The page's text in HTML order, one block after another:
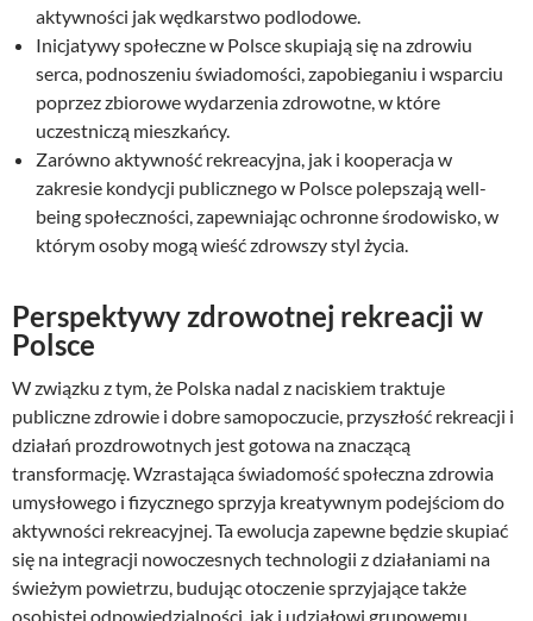
aktywności jak wędkarstwo podlodowe.
Inicjatywy społeczne w Polsce skupiają się na zdrowiu
serca, podnoszeniu świadomości, zapobieganiu i wsparciu
poprzez zbiorowe wydarzenia zdrowotne, w które
uczestniczą mieszkańcy.
Zarówno aktywność rekreacyjna, jak i kooperacja w
zakresie kondycji publicznego w Polsce polepszają well-
being społeczności, zapewniając ochronne środowisko, w
którym osoby mogą wieść zdrowszy styl życia.
Perspektywy zdrowotnej rekreacji w
Polsce
W związku z tym, że Polska nadal z naciskiem traktuje
publiczne zdrowie i dobre samopoczucie, przyszłość rekreacji i
działań prozdrowotnych jest gotowa na znaczącą
transformację. Wzrastająca świadomość społeczna zdrowia
umysłowego i fizycznego sprzyja kreatywnym podejściom do
aktywności rekreacyjnej. Ta ewolucja zapewne będzie skupiać
się na integracji nowoczesnych technologii z działaniami na
świeżym powietrzu, budując otoczenie sprzyjające także
osobistej odpowiedzialności, jak i udziałowi grupowemu.